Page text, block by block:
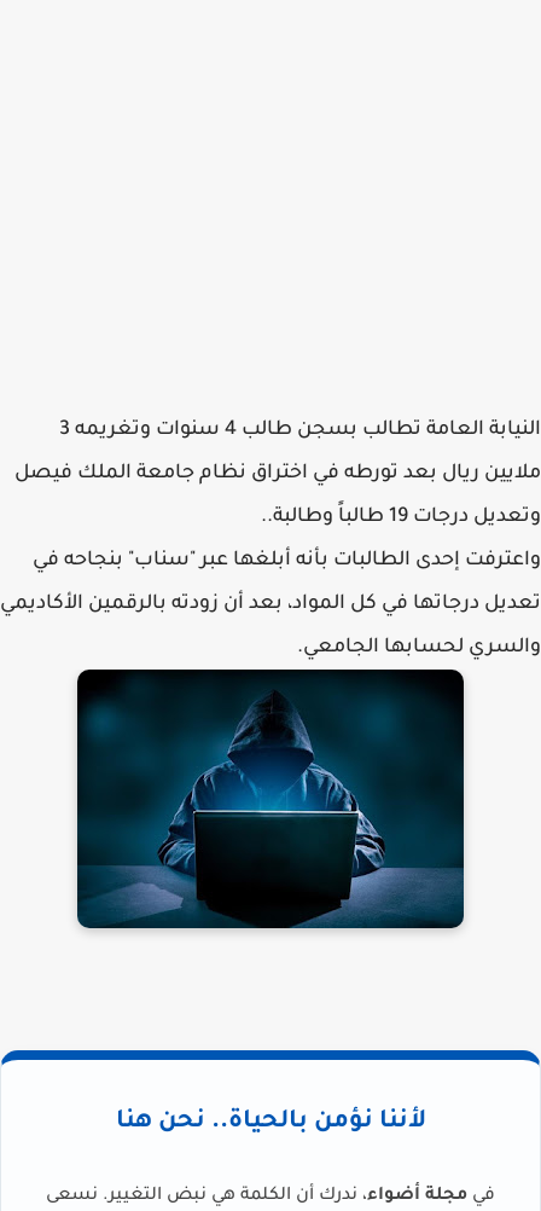
النيابة العامة تطالب بسجن طالب 4 سنوات وتغريمه 3
ملايين ريال بعد تورطه في اختراق نظام جامعة الملك فيصل
وتعديل درجات 19 طالباً وطالبة..
واعترفت إحدى الطالبات بأنه أبلغها عبر "سناب" بنجاحه في
تعديل درجاتها في كل المواد، بعد أن زودته بالرقمين الأكاديمي
والسري لحسابها الجامعي.
لأننا نؤمن بالحياة.. نحن هنا
في مجلة أضواء، ندرك أن الكلمة هي نبض التغيير. نسعى